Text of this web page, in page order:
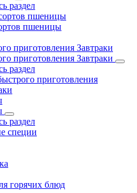
раздел
пшеницы
пшеницы
приготовления Завтраки
приготовления Завтраки
раздел
приготовления
раздел
специи
горячих блюд